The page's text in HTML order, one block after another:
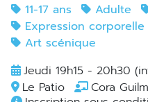
11-17 ans Adulte
Expression corporelle
Art scénique
Jeudi 19h15 - 20h30
Le Patio
Cora